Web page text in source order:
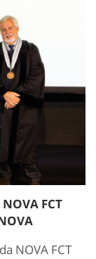
FCT
NOVA FCT